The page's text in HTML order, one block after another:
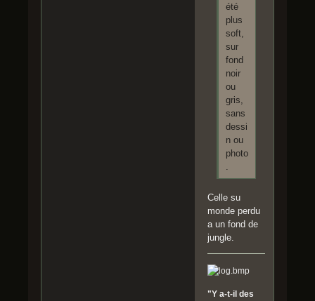
été
plus
soft,
sur
fond
noir
ou
gris,
sans
dessi
n ou
photo
.
Celle su
monde perdu
a un fond de
jungle.
"Y a-t-il des